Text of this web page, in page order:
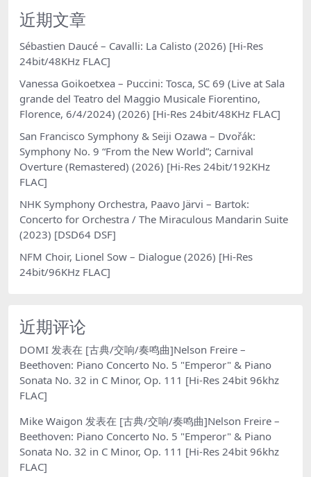
近期文章
Sébastien Daucé – Cavalli: La Calisto (2026) [Hi-Res
24bit/48KHz FLAC]
Vanessa Goikoetxea – Puccini: Tosca, SC 69 (Live at Sala
grande del Teatro del Maggio Musicale Fiorentino,
Florence, 6/4/2024) (2026) [Hi-Res 24bit/48KHz FLAC]
San Francisco Symphony & Seiji Ozawa – Dvořák:
Symphony No. 9 “From the New World”; Carnival
Overture (Remastered) (2026) [Hi-Res 24bit/192KHz
FLAC]
NHK Symphony Orchestra, Paavo Järvi – Bartok:
Concerto for Orchestra / The Miraculous Mandarin Suite
(2023) [DSD64 DSF]
NFM Choir, Lionel Sow – Dialogue (2026) [Hi-Res
24bit/96KHz FLAC]
近期评论
DOMI 发表在 [古典/交响/奏鸣曲]Nelson Freire –
Beethoven: Piano Concerto No. 5 "Emperor" & Piano
Sonata No. 32 in C Minor, Op. 111 [Hi-Res 24bit 96khz
FLAC]
Mike Waigon 发表在 [古典/交响/奏鸣曲]Nelson Freire –
Beethoven: Piano Concerto No. 5 "Emperor" & Piano
Sonata No. 32 in C Minor, Op. 111 [Hi-Res 24bit 96khz
FLAC]